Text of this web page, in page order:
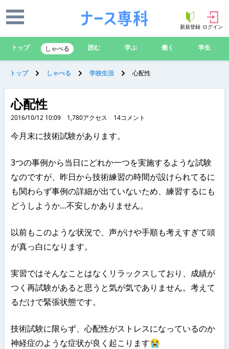
新規登録 ログイン
トップ しゃべる 読む 学ぶ 働く 学生
トップ しゃべる 学校生活 心配性
心配性
2016/10/12 10:09 1,780アクセス 14コメント
今月末に技術試験があります。
3つの事例から当日にどれか一つを実施するような試験
なのですが、昨日から技術練習の時間が設けられてるに
も関わらず事例の詳細が出ていないため、練習するにも
どうしようか…不安しかありません。
以前もこのような状況で、声がけや手順も考えすぎて頭
が真っ白になります。
実習ではそんなことはなくリラックスしており、成績が
つく再試験があると思うと気が気でありません。考えて
るだけで緊張状態です。
技術試験に限らず、心配性がストレスになっているのか
神経症のような症状が良く起こります😭